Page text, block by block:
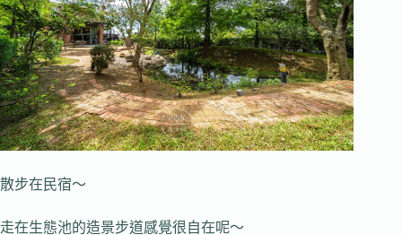
散步在民宿～
走在生態池的造景步道感覺很自在呢～